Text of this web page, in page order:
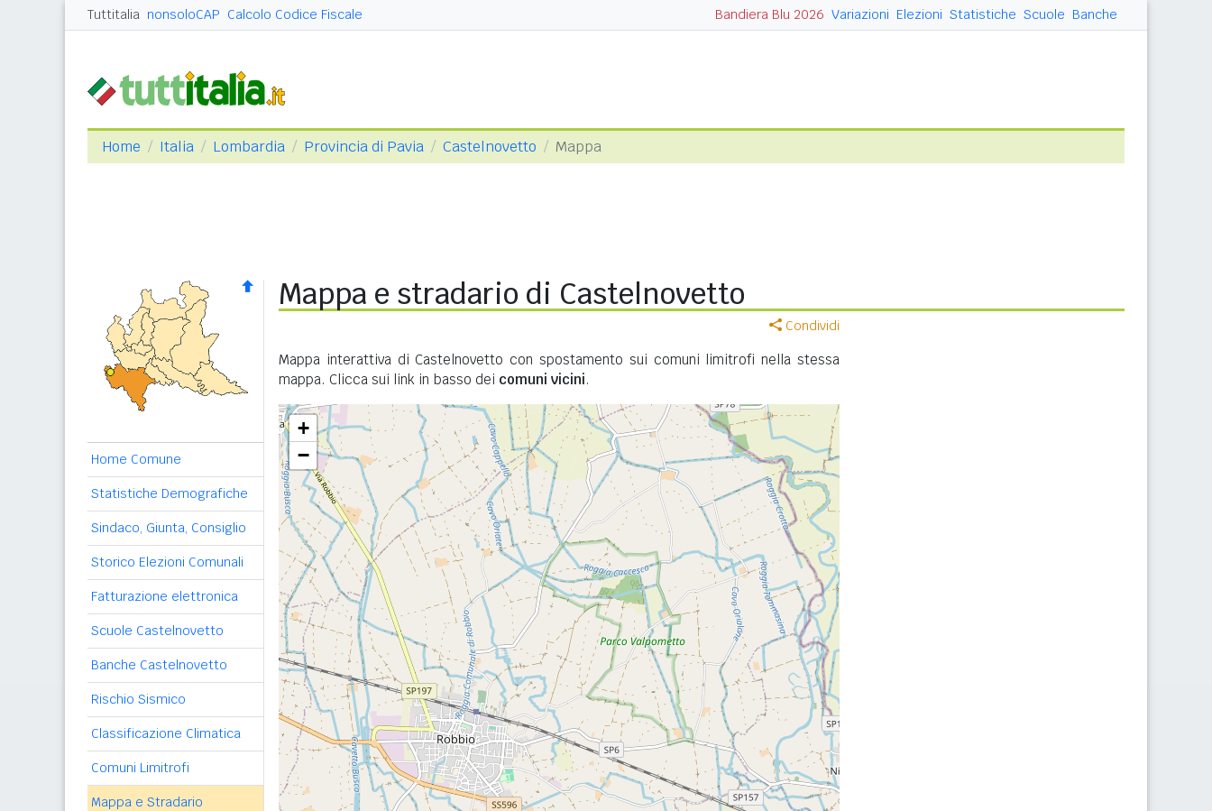
Tuttitalia nonsoloCAP Calcolo Codice Fiscale Bandiera Blu 2026 Variazioni Elezioni Statistiche Scuole Banche
Home Italia Lombardia Provincia di Pavia Castelnovetto Mappa
Home Comune
Statistiche Demografiche
Sindaco, Giunta, Consiglio
Storico Elezioni Comunali
Fatturazione elettronica
Scuole Castelnovetto
Banche Castelnovetto
Rischio Sismico
Classificazione Climatica
Comuni Limitrofi
Mappa e Stradario
Mappa e stradario di Castelnovetto
Condividi
Mappa interattiva di Castelnovetto con spostamento sui comuni limitrofi nella stessa
mappa. Clicca sui link in basso dei comuni vicini.
+
−